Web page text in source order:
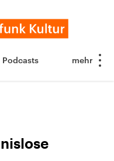
Podcasts